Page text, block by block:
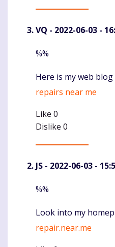
VQ - 2022-06-03 -
Komentaras
%%
Here is my web blog
repairs near me
Like 0
Dislike 0
JS - 2022-06-03 -
Komentaras
%%
Look into my
repair.near.me